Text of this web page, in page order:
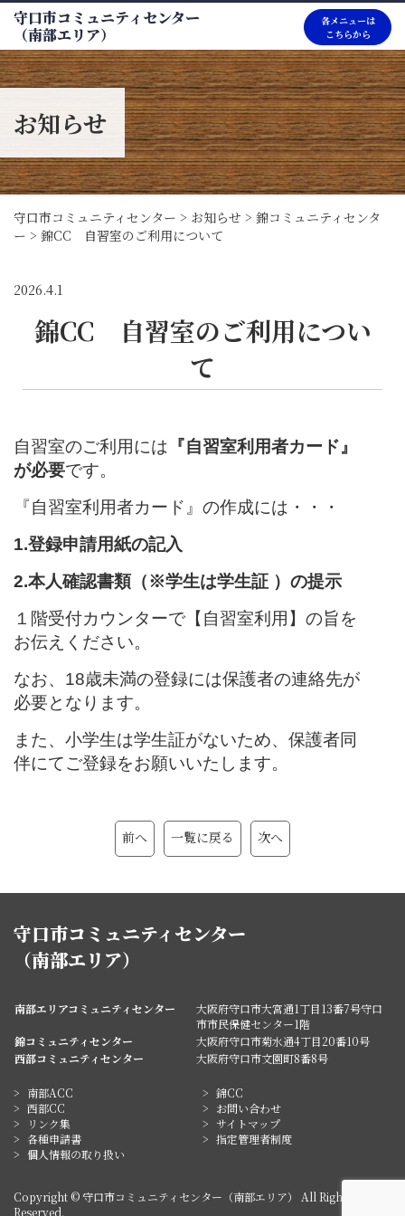
守口市コミュニティセンター
（南部エリア）
各メニューは
こちらから
お知らせ
守口市コミュニティセンター > お知らせ > 錦コミュニティセンタ
ー > 錦CC 自習室のご利用について
2026.4.1
錦CC 自習室のご利用につい
て
自習室のご利用には 『自習室利用者カード』
が必要です。
『自習室利用者カード』の作成には・・・
1.登録申請用紙の記入
2.本人確認書類（※学生は学生証 ）の提示
１階受付カウンターで【自習室利用】の旨を
お伝え ください。
なお、18歳未満の登録には保護者の連絡先が
必要となります。
また、小学生は学生証がないため、保護者同
伴にてご登録をお願いいたします。
前へ 一覧に戻る 次へ
守口市コミュニティセンター
（南部エリア）
南部エリアコミュニティセンター
大阪府守口市大宮通1丁目13番7号守口
市市民保健センター1階
錦コミュニティセンター
大阪府守口市菊水通4丁目20番10号
西部コミュニティセンター
大阪府守口市文園町8番8号
南部ACC
錦CC
西部CC
お問い合わせ
リンク集
サイトマップ
各種申請書
指定管理者制度
個人情報の取り扱い
Copyright © 守口市コミュニティセンター（南部エリア） All Rights
Reserved.